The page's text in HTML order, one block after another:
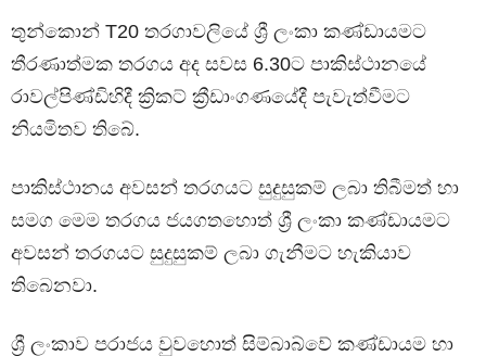
තුන්කොන් T20 තරගාවලියේ ශ්‍රී ලංකා කණ්ඩායමට
තීරණාත්මක තරගය අද සවස 6.30ට පාකිස්ථානයේ
රාවල්පිණ්ඩිහිදී ක්‍රිකට් ක්‍රීඩාංගණයේදී පැවැත්වීමට
නියමිතව තිබේ.
පාකිස්ථානය අවසන් තරගයට සුදුසුකම් ලබා තිබීමත් හා
සමග මෙම තරගය ජයගතහොත් ශ්‍රී ලංකා කණ්ඩායමට
අවසන් තරගයට සුදුසුකම් ලබා ගැනීමට හැකියාව
තිබෙනවා.
ශ්‍රී ලංකාව පරාජය වුවහොත් සිම්බාබ්වේ කණ්ඩායම හා